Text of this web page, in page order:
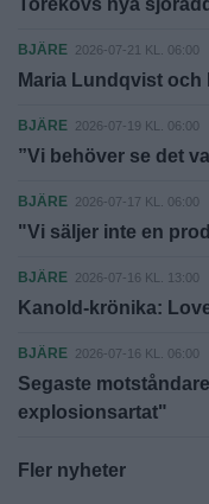
Torekovs nya
BJÄRE 2026-07-21 KL. 06:00
Maria Lundqvist
BJÄRE 2026-07-19 KL. 06:00
”Vi behöver se det
BJÄRE 2026-07-17 KL. 06:00
"Vi säljer inte en
BJÄRE 2026-07-16 KL. 13:00
Kanold-krönika:
BJÄRE 2026-07-16 KL. 06:00
Segaste
explosionsartat"
Fler nyheter